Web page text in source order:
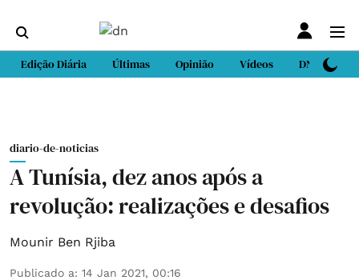
Edição Diária Últimas Opinião Vídeos DN Sport
diario-de-noticias
A Tunísia, dez anos após a
revolução: realizações e desafios
Mounir Ben Rjiba
Publicado a: 14 Jan 2021, 00:16